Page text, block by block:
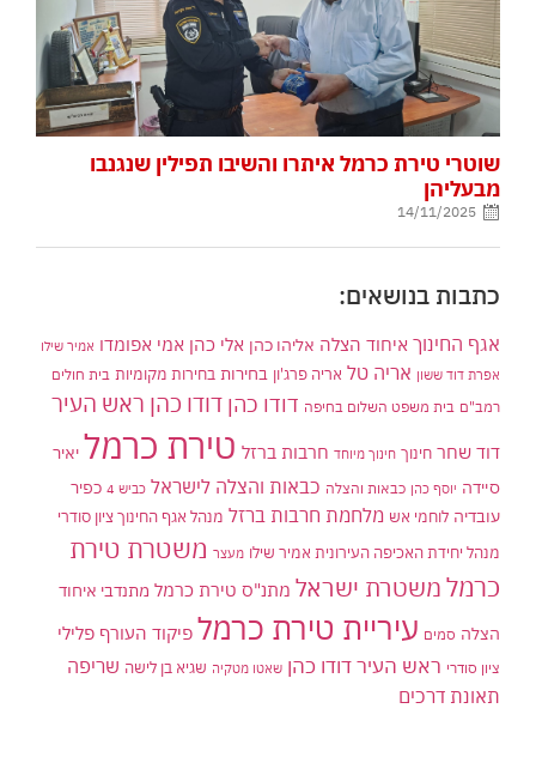
שוטרי טירת כרמל איתרו והשיבו תפילין שנגנבו
מבעליהן
14/11/2025
כתבות בנושאים:
אגף החינוך איחוד הצלה אליהו כהן אלי כהן אמי אפומדו אמיר שילו
אפרת דוד ששון אריה טל אריה פרג'ון בחירות בחירות מקומיות בית חולים
רמב"ם בית משפט השלום בחיפה דודו כהן דודו כהן ראש העיר
דוד שחר חינוך חינוך מיוחד חרבות ברזל טירת כרמל יאיר
סיידה יוסף כהן כבאות והצלה כבאות והצלה לישראל כביש 4
כפיר
עובדיה לוחמי אש מלחמת חרבות ברזל מנהל אגף החינוך ציון סודרי
מנהל יחידת האכיפה העירונית אמיר שילו מעצר משטרת טירת
כרמלמשטרת ישראל מתנ"ס טירת כרמל מתנדבי איחוד
הצלה סמים עיריית טירת כרמל פיקוד העורף פלילי
ציון סודרי ראש העיר דודו כהן שאטו מטקיה שגיא בן לישה שריפה
תאונת דרכים